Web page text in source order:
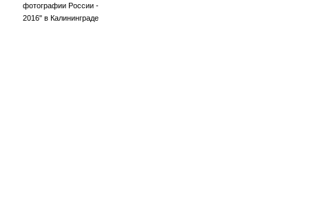
фотографии России -
2016" в Калининграде